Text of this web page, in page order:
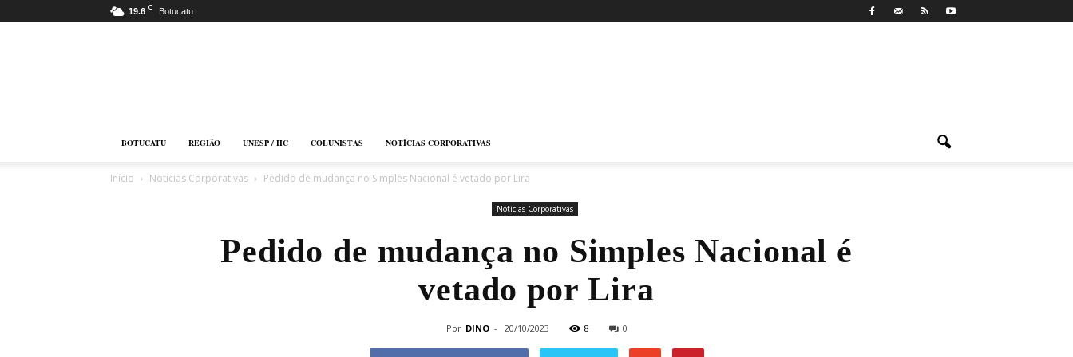
19.6 C Botucatu
BOTUCATU REGIÃO UNESP / HC COLUNISTAS NOTÍCIAS CORPORATIVAS
Início Notícias Corporativas Pedido de mudança no Simples Nacional é vetado por Lira
Notícias Corporativas
Pedido de mudança no Simples Nacional é
vetado por Lira
Por DINO - 20/10/2023 8 0